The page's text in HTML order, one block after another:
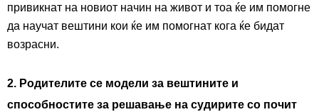
привикнат на новиот начин на живот и тоа ќе им помогне
да научат вештини кои ќе им помогнат кога ќе бидат
возрасни.
2. Родителите се модели за вештините и
способностите за решавање на судирите со почит